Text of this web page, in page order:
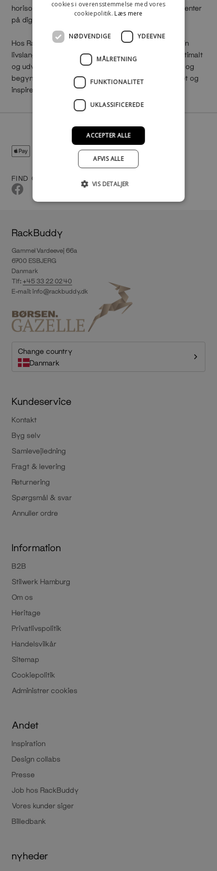
horisont og udforske de uendelige muligheder, der venter
på dig.
Hos RackBuddy er vi mere end blot et brand. Vi er din
livslange partner, dedikeret til at udnytte pladsen optimalt
og udvide din verden. Besøg os i Stilwerk Hamburg, og
begynd din rejse mod et smukkere, mere organiseret og
inspirerende hjem allerede i dag.
FIND OS
RackBuddy
Gammel Vardeevej 66a
6700 ESBJERG
Danmark
Tlf:+45 33 22 02 40
E-mail:info@rackbuddy.dk
Change country
Danmark
Kundeservice
Kontakt
Byg selv
Samlevejledning
Fragt & levering
Returnering
Spørgsmål & svar
Annuller ordre
Information
B2B
Stilwerk Hamburg
Om os
Heritage
Privatlivspolitik
Handelsvilkår
Sitemap
Cookiepolitik
Administrer cookies
Andet
Inspiration
Design collabs
Presse
Job hos RackBuddy
Vores kunder siger
Billedbank
nyheder
cookies i overensstemmelse med vores
cookiepolitik.Læs mere
NØDVENDIGE YDEEVNE
MÅLRETNING
FUNKTIONALITET
UKLASSIFICEREDE
ACCEPTER ALLE
AFVIS ALLE
VIS DETALJER